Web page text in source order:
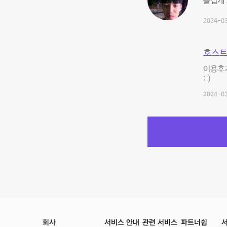
2024-
호스
이용후
: )
2024-
회사 서비스 안내 관련 서비스 파트너쉽